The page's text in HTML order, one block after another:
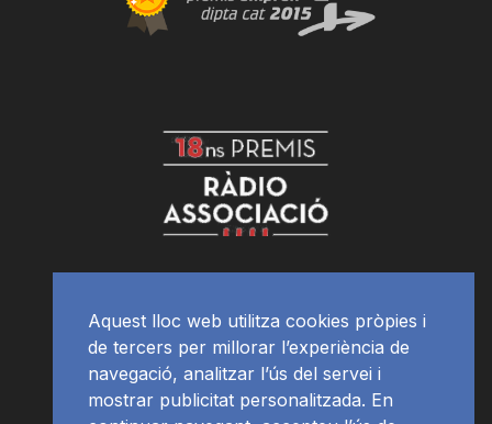
Aquest lloc web utilitza cookies pròpies i
de tercers per millorar l’experiència de
navegació, analitzar l’ús del servei i
mostrar publicitat personalitzada. En